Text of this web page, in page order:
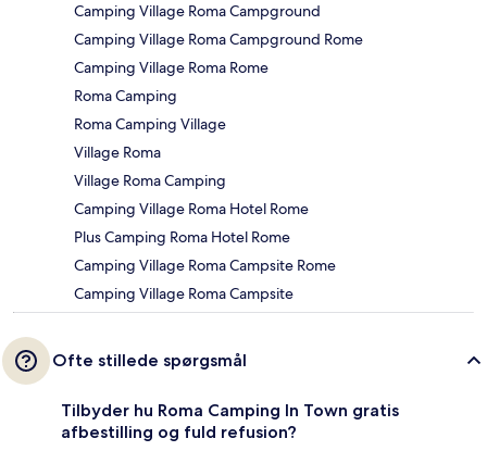
Camping Village Roma Campground
Camping Village Roma Campground Rome
Camping Village Roma Rome
Roma Camping
Roma Camping Village
Village Roma
Village Roma Camping
Camping Village Roma Hotel Rome
Plus Camping Roma Hotel Rome
Camping Village Roma Campsite Rome
Camping Village Roma Campsite
Ofte stillede spørgsmål
Tilbyder hu Roma Camping In Town gratis
afbestilling og fuld refusion?